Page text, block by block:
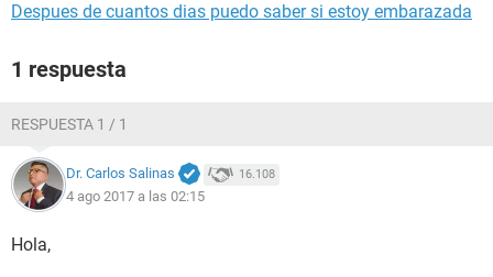
Despues de cuantos dias puedo saber si estoy embarazada
1 respuesta
RESPUESTA 1 / 1
Dr. Carlos Salinas 16.108
4 ago 2017 a las 02:15
Hola,